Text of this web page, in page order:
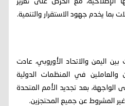
الإصلاحية، مع الحرص على تعزيز
بما يخدم جهود الاستقرار والتنمية.
اليمن والاتحاد الأوروبي، عادت
والعاملين في المنظمات الدولية
الواجهة، بعد تجديد الأمم المتحدة
المشروط عن جميع المحتجزين.